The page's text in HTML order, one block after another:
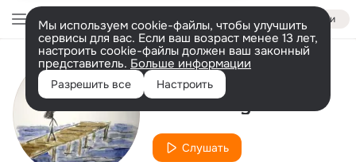
Войти
Мы используем cookie-файлы, чтобы улучшить
сервисы для вас. Если ваш возраст менее 13 лет,
настроить cookie-файлы должен ваш законный
представитель. Больше информации
Разрешить все Настроить
Исполнитель
Adriana Lycette
Слушать